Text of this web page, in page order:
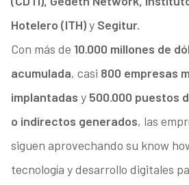
Hotelero (ITH)y Segitur.
Con más de 10.000 millones de
acumulada, casi 800 empresas
implantadas y 500.000 puestos
o indirectos generados, las
siguen aprovechando su know
tecnología y desarrollo digitales